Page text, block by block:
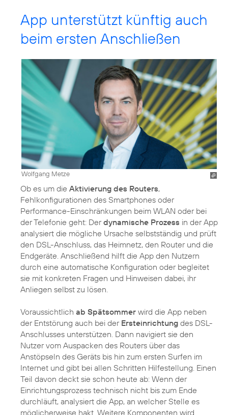
App unterstützt künftig auch
beim ersten Anschließen
Wolfgang Metze
Ob es um die Aktivierung des Routers,
Fehlkonfigurationen des Smartphones oder
Performance-Einschränkungen beim WLAN oder bei
der Telefonie geht: Derdynamische Prozess in der App
analysiert die mögliche Ursache selbstständig und prüft
den DSL-Anschluss, das Heimnetz, den Router und die
Endgeräte. Anschließend hilft die App den Nutzern
durch eine automatische Konfiguration oder begleitet
sie mit konkreten Fragen und Hinweisen dabei, ihr
Anliegen selbst zu lösen.
Voraussichtlich ab Spätsommer wird die App neben
der Entstörung auch bei der Ersteinrichtung des DSL-
Anschlusses unterstützen. Dann navigiert sie den
Nutzer vom Auspacken des Routers über das
Anstöpseln des Geräts bis hin zum ersten Surfen im
Internet und gibt bei allen Schritten Hilfestellung. Einen
Teil davon deckt sie schon heute ab: Wenn der
Einrichtungsprozess technisch nicht bis zum Ende
durchläuft, analysiert die App, an welcher Stelle es
möglicherweise hakt. Weitere Komponenten wird